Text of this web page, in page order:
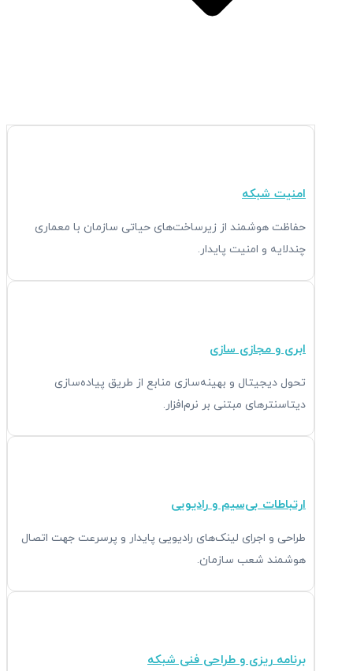
امنیت شبکه
حفاظت هوشمند از زیرساخت‌های حیاتی سازمان با معماری
چندلایه و امنیت پایدار.
ابری و مجازی سازی
تحول دیجیتال و بهینه‌سازی منابع از طریق پیاده‌سازی
دیتاسنترهای مبتنی بر نرم‌افزار.
ارتباطات بی‌سیم و رادیویی
طراحی و اجرای لینک‌های رادیویی پایدار و پرسرعت جهت اتصال
هوشمند شعب سازمان.
برنامه ریزی و طراحی فنی شبکه